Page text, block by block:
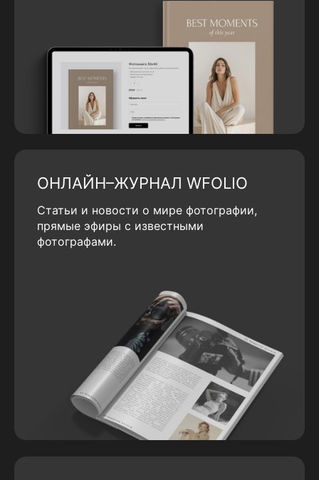
ОНЛАЙН–ЖУРНАЛ WFOLIO
Статьи и новости о мире фотографии,
прямые эфиры с известными
фотографами.